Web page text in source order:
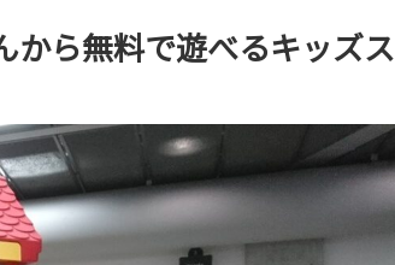
から無料で遊べるキッズス